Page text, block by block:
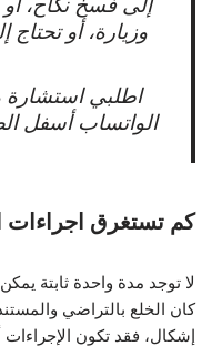
إلى فسخ نكاح، أو
وزيارة، أو
اطلبي استشارة
الواتساب أسفل
كم تستغرق اجراءات
لا توجد مدة واحدة ثابتة
كان الخلع بالتراضي
إشكال، فقد تكون